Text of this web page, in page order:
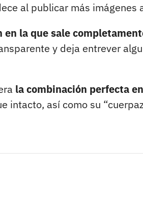
al publicar más imágenes
en la que sale
y deja entrever
la combinación perfecta
intacto, así como su